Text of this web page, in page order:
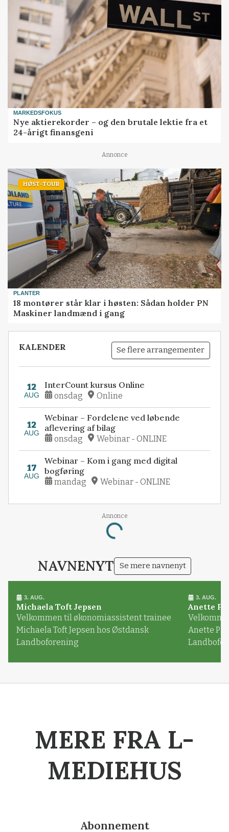
MARKEDSFOKUS
Nye aktierekorder – og den brutale lektie fra et
24-årigt finansgeni
Annonce
HØST-TOUR
PLANTER
18 montører står klar i høsten: Sådan holder PN
Maskiner landmænd i gang
KALENDER Se flere arrangementer
12
AUG
InterCount kursus Online
onsdag Online
12
AUG
Webinar – Fordelene ved løbende
aflevering af bilag
onsdag Webinar - ONLINE
17
AUG
Webinar – Kom i gang med digital
bogføring
mandag Webinar - ONLINE
Annonce
Loading...
NAVNENYT Se mere navnenyt
3. AUG.
Michaela Toft Jepsen
Velkommen til økonomiassistent trainee
Michaela Toft Jepsen hos Østdansk
Landboforening
3. AUG.
Anette
Anette
MERE FRA L-
MEDIEHUS
Abonnement